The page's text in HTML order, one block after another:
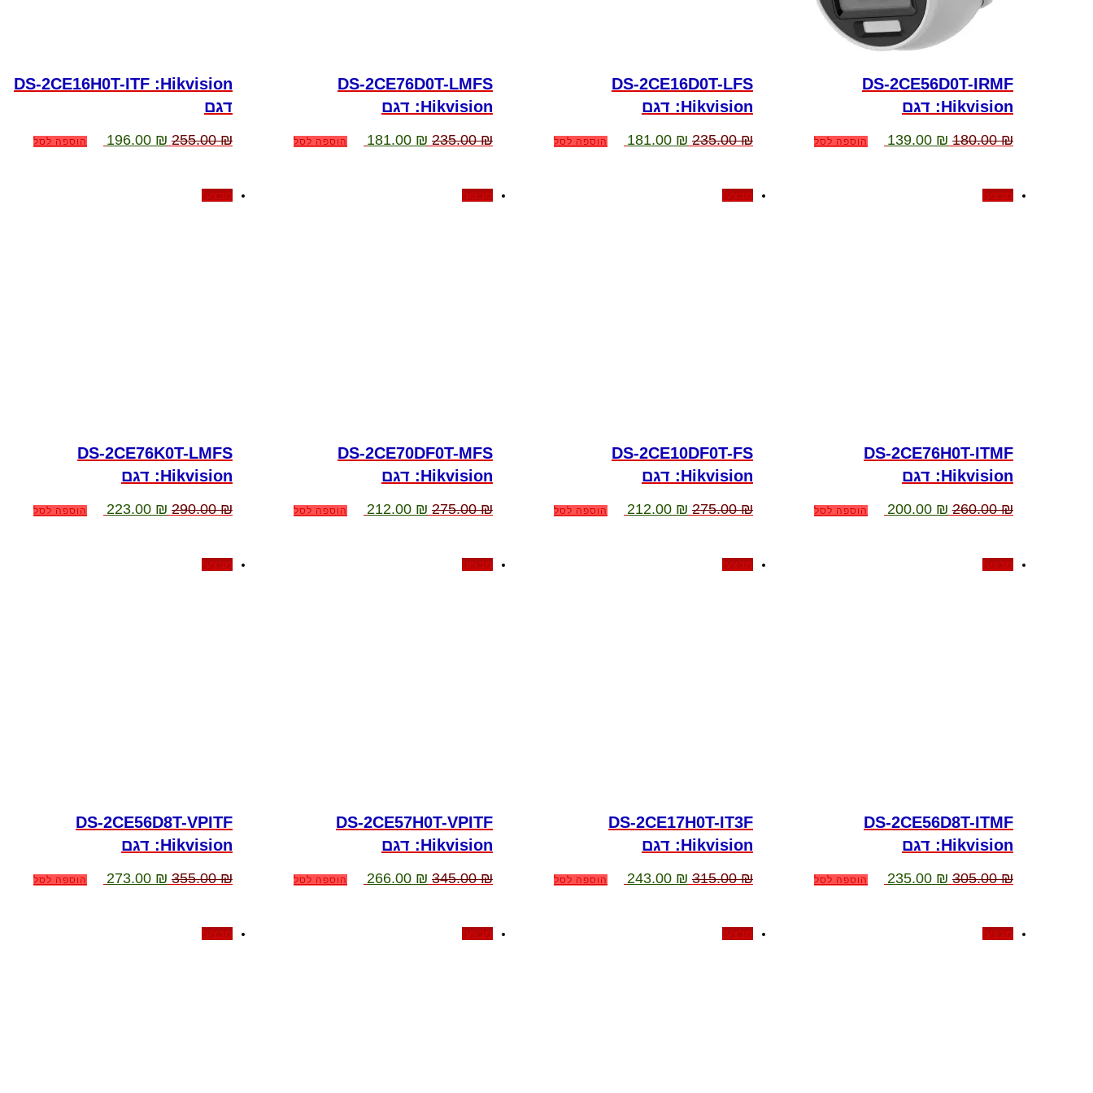
DS-2CE56D0T-IRMF
:Hikvision דגם
180.00₪
המחיר
139.00 ₪
המחיר
הנוכחי
הוספה לסל
DS-2CE16D0T-LFS
:Hikvision דגם
235.00₪
המחיר
181.00 ₪
המחיר
הנוכחי
הוספה לסל
DS-2CE76D0T-LMFS
:Hikvision דגם
235.00₪
המחיר
181.00 ₪
המחיר
הנוכחי
הוספה לסל
DS-2CE16H0T-ITF :Hikvision
דגם
255.00₪
המחיר
196.00 ₪
המחיר
הנוכחי
הוספה לסל
מבצע!
DS-2CE76H0T-ITMF
:Hikvision דגם
260.00₪
המחיר
200.00 ₪
המחיר
הנוכחי
הוספה לסל
מבצע!
DS-2CE10DF0T-FS
:Hikvision דגם
275.00₪
המחיר
212.00 ₪
המחיר
הנוכחי
הוספה לסל
מבצע!
DS-2CE70DF0T-MFS
:Hikvision דגם
275.00₪
המחיר
212.00 ₪
המחיר
הנוכחי
הוספה לסל
מבצע!
DS-2CE76K0T-LMFS
:Hikvision דגם
290.00₪
המחיר
223.00 ₪
המחיר
הנוכחי
הוספה לסל
מבצע!
DS-2CE56D8T-ITMF
:Hikvision דגם
305.00₪
המחיר
235.00 ₪
המחיר
הנוכחי
הוספה לסל
מבצע!
DS-2CE17H0T-IT3F
:Hikvision דגם
315.00₪
המחיר
243.00 ₪
המחיר
הנוכחי
הוספה לסל
מבצע!
DS-2CE57H0T-VPITF
:Hikvision דגם
345.00₪
המחיר
266.00 ₪
המחיר
הנוכחי
הוספה לסל
מבצע!
DS-2CE56D8T-VPITF
:Hikvision דגם
355.00₪
המחיר
273.00 ₪
המחיר
הנוכחי
הוספה לסל
מבצע! מבצע! מבצע! מבצע!